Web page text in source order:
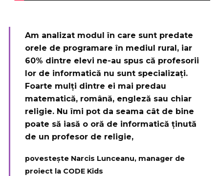
Am analizat modul în care sunt predate
orele de programare în mediul rural, iar
60% dintre elevi ne-au spus că profesorii
lor de informatică nu sunt specializați.
Foarte mulți dintre ei mai predau
matematică, română, engleză sau chiar
religie. Nu îmi pot da seama cât de bine
poate să iasă o oră de informatică ținută
de un profesor de religie,
povestește Narcis Lunceanu, manager de
proiect la CODE Kids